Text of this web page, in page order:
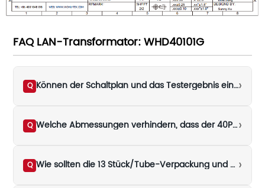
FAQ LAN-Transformator: WHD40101G
Q Können der Schaltplan und das Testergebnis eines Kanals als Schlussfolgerung für alle vier kopiert werden, nachdem WHD40101G vier Ports integriert hat?›
Q Welche Abmessungen verhindern, dass der 40PIN-Durchgangsloch-Footprint des WHD40101G einen herkömmlichen DIP-40-Footprint verwenden kann?›
Q Wie sollten die 13 Stück/Tube-Verpackung und das Wellenlötfenster von WHD40101G in die Massenproduktionsvorbereitung einbezogen werden? ›